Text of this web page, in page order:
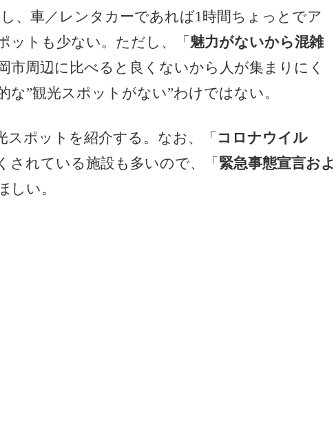
、車／レンタカーであれば1時間ちょっとでア
ットも少ない。ただし、「 魅力がないから混雑
市周辺に比べると良くないから人が集まりにく
”観光スポットがない”わけではない。
スポットを紹介する。なお、「 コロナウイル
されている施設も多いので、「 緊急事態宣言およ
しい。